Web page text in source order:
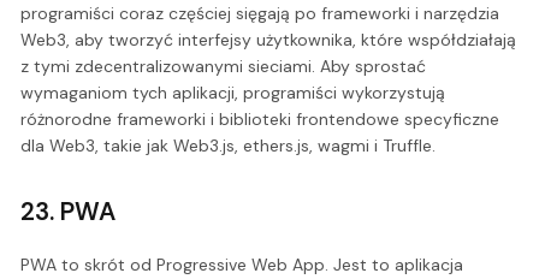
programiści coraz częściej sięgają po frameworki i narzędzia
Web3, aby tworzyć interfejsy użytkownika, które współdziałają
z tymi zdecentralizowanymi sieciami. Aby sprostać
wymaganiom tych aplikacji, programiści wykorzystują
różnorodne frameworki i biblioteki frontendowe specyficzne
dla Web3, takie jak Web3.js, ethers.js, wagmi i Truffle.
23. PWA
PWA to skrót od Progressive Web App. Jest to aplikacja